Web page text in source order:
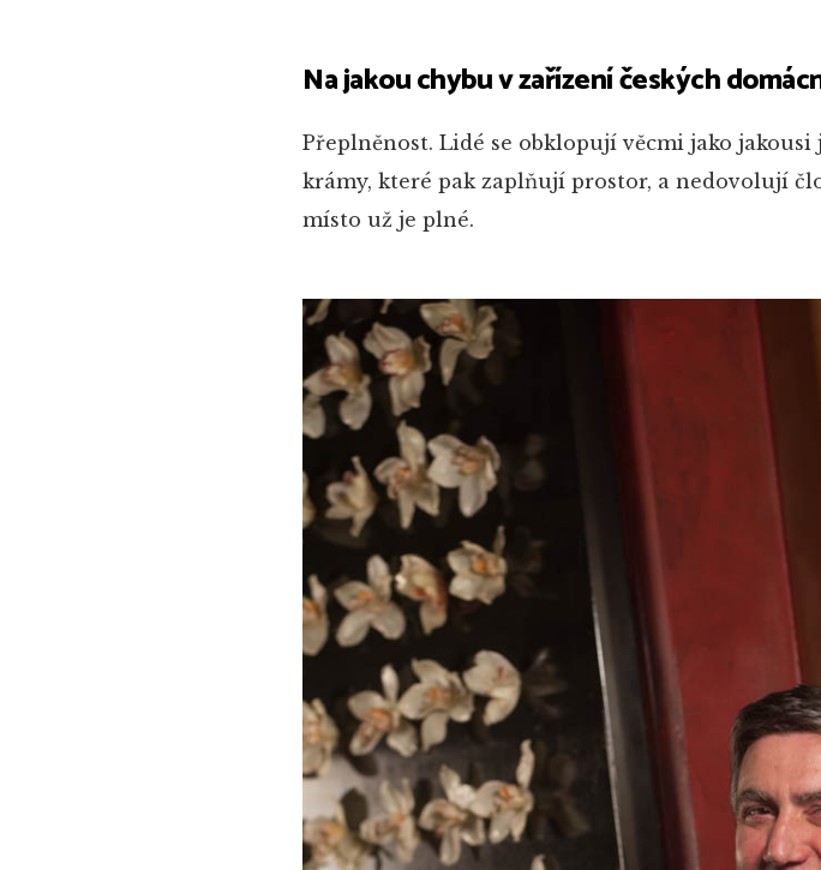
Na jakou chybu v zařízení českých
Přeplněnost. Lidé se obklopují věcmi jako
krámy, které pak zaplňují prostor, a nedovolují
místo už je plné.